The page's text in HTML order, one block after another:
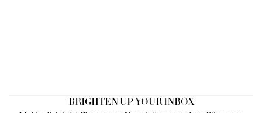
BRIGHTEN UP YOUR INBOX